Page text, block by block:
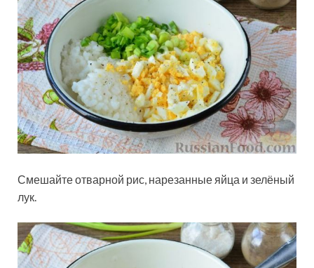
Смешайте отварной рис, нарезанные яйца и зелёный
лук.